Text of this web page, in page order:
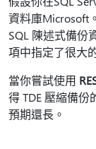
資料庫Microsoft
SQL 陳述式備份
項中指定了很大
當你嘗試使用
得 TDE 壓縮備
預期還長。